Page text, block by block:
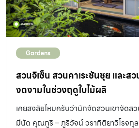
บริเวณที่ได้รับแสงแดดตลอดช่วงบ่าย
มากที่สุด ออกแบบให้เป็นสวนอังกฤษที่ดู
เห็นภาพสวนในมุมกว้าง วางผังแบบสว
เทิร์นวงกลมหลายวง วงหนึ่งใช้ไม้ตัดแต่
คอตเทจเข้าไป […]
เกิดผื่นแดงขึ้นทั้งตัว ไปหาคุณหมอโรค
ว่ามีสัตว์เลี้ยงในบ้านหรือไม่ เราเองก็ไม่แ
แมว ๆ อยู่กันโดยเฉพาะ ผื่นก็ยุบลง สรุปว่
แมวจริง ๆ แต่ด้วยใจก็ยังรักที่จะเลี้ยง จึง
สวย ๆ ใกล้ ๆ กับบ้านแมวไว้เป็นอาณาเข
และภรรยา เราชอบประเทศญี่ปุ่นกันมาก
ทางไม่ได้ ก็คิดว่าจะทำยังไงให้ญี่ปุ่นมาอยู่
Gardens
สวนจิเซ็น สวนคาเระซันซุย และสว
งดงามในช่วงฤดูใบไม้ผลิ
เคยสงสัยไหมครับว่านักจัดสวนเขาจัดส
มีนัด คุณภูริ – ภูริวัจน์ วรากิติยาวิโรจกุ